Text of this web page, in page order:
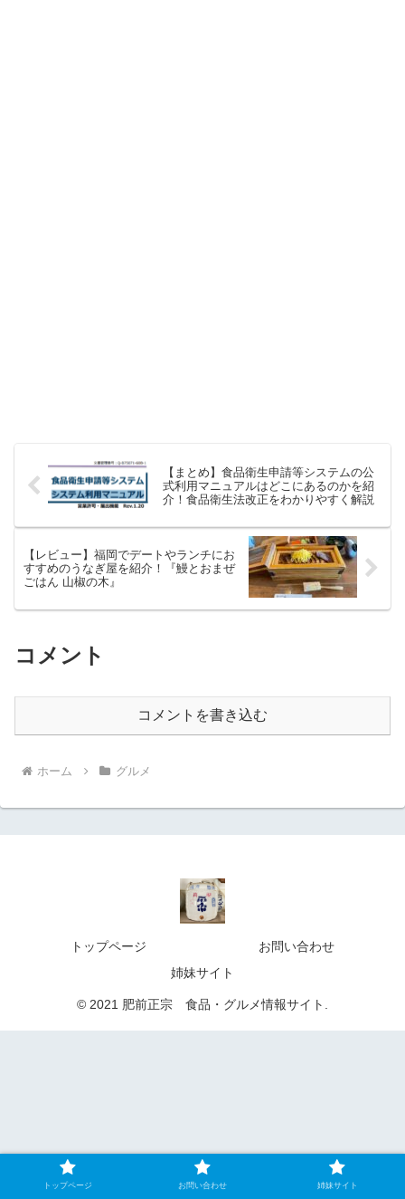
【まとめ】食品衛生申請等システムの公
式利用マニュアルはどこにあるのかを紹
介！食品衛生法改正をわかりやすく解説
【レビュー】福岡でデートやランチにお
すすめのうなぎ屋を紹介！『鰻とおまぜ
ごはん 山椒の木』
コメント
コメントを書き込む
ホーム グルメ
トップページ
お問い合わせ
姉妹サイト
© 2021 肥前正宗 食品・グルメ情報サイト.
トップページ お問い合わせ 姉妹サイト